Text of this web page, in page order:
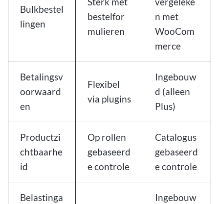
Bulkbestel
lingen
bestelfor
mulieren
n met
WooCom
merce
Betalingsv
oorwaard
en
Flexibel
via plugins
Ingebouw
d (alleen
Plus)
Productzi
chtbaarhe
id
Op rollen
gebaseerd
e controle
Catalogus
gebaseerd
e controle
Belastinga
Ingebouw